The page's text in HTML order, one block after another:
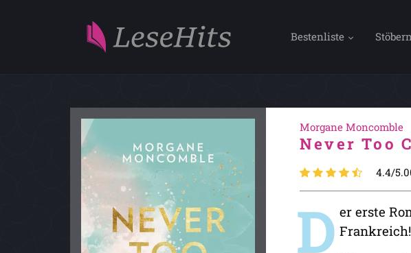
Bestenliste Stöbern
Morgane Moncomble
Never Too
4.4/
D er erste
Frankreich!